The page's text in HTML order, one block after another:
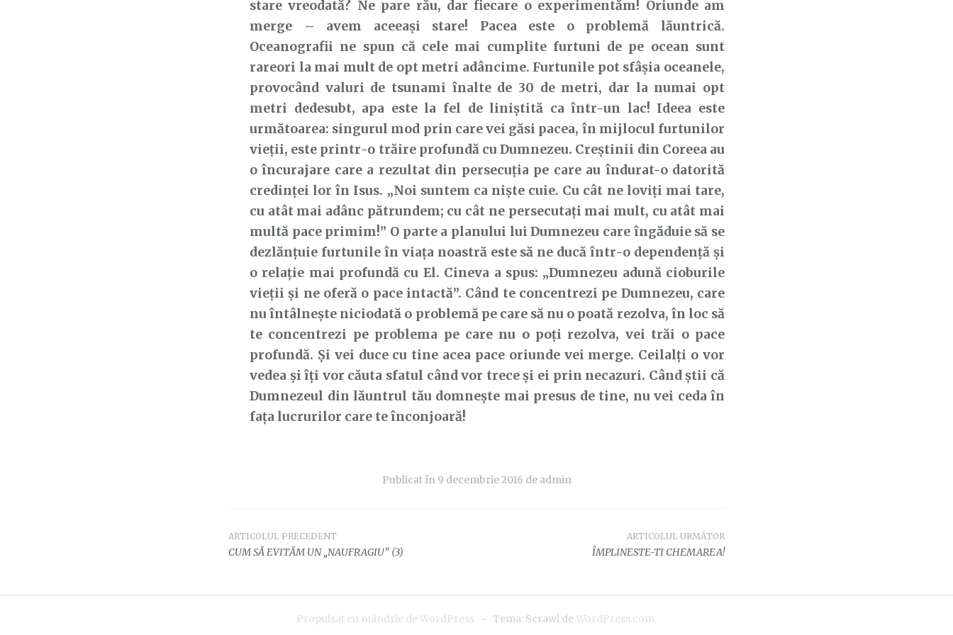
stare vreodată? Ne pare rău, dar fiecare o experimentăm! Oriunde am
merge – avem aceeași stare! Pacea este o problemă lăuntrică.
Oceanografii ne spun că cele mai cumplite furtuni de pe ocean sunt
rareori la mai mult de opt metri adâncime. Furtunile pot sfâșia oceanele,
provocând valuri de tsunami înalte de 30 de metri, dar la numai opt
metri dedesubt, apa este la fel de liniștită ca într-un lac! Ideea este
următoarea: singurul mod prin care vei găsi pacea, în mijlocul furtunilor
vieții, este printr-o trăire profundă cu Dumnezeu. Creștinii din Coreea au
o încurajare care a rezultat din persecuția pe care au îndurat-o datorită
credinței lor în Isus. „Noi suntem ca niște cuie. Cu cât ne loviți mai tare,
cu atât mai adânc pătrundem; cu cât ne persecutați mai mult, cu atât mai
multă pace primim!” O parte a planului lui Dumnezeu care îngăduie să se
dezlănțuie furtunile în viața noastră este să ne ducă într-o dependență și
o relație mai profundă cu El. Cineva a spus: „Dumnezeu adună cioburile
vieții și ne oferă o pace intactă”. Când te concentrezi pe Dumnezeu, care
nu întâlnește niciodată o problemă pe care să nu o poată rezolva, în loc să
te concentrezi pe problema pe care nu o poți rezolva, vei trăi o pace
profundă. Și vei duce cu tine acea pace oriunde vei merge. Ceilalți o vor
vedea și îți vor căuta sfatul când vor trece și ei prin necazuri. Când știi că
Dumnezeul din lăuntrul tău domnește mai presus de tine, nu vei ceda în
fața lucrurilor care te înconjoară!
Publicat în 9 decembrie 2016 de admin
Navigare
articole
ARTICOLUL PRECEDENT
CUM SĂ EVITĂM UN „NAUFRAGIU” (3)
ARTICOLUL URMĂTOR
ÎMPLINESTE-TI CHEMAREA!
Propulsat cu mândrie de WordPress ~ Tema: Scrawl deWordPress.com.